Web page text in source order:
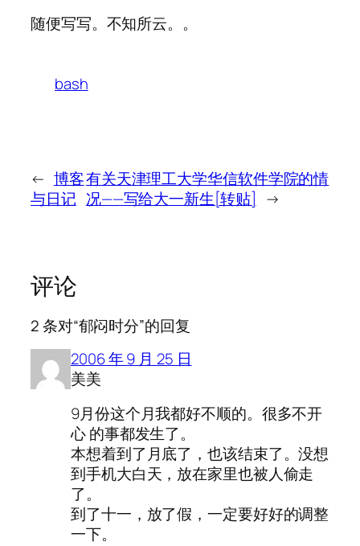
随便写写。不知所云。。
bash
← 博客
与日记
有关天津理工大学华信软件学院的情
况——写给大一新生[转贴] →
评论
2 条对“郁闷时分”的回复
2006 年 9 月 25 日
美美
9月份这个月我都好不顺的。很多不开
心 的事都发生了。
本想着到了月底了，也该结束了。没想
到手机大白天，放在家里也被人偷走
了。
到了十一，放了假，一定要好好的调整
一下。